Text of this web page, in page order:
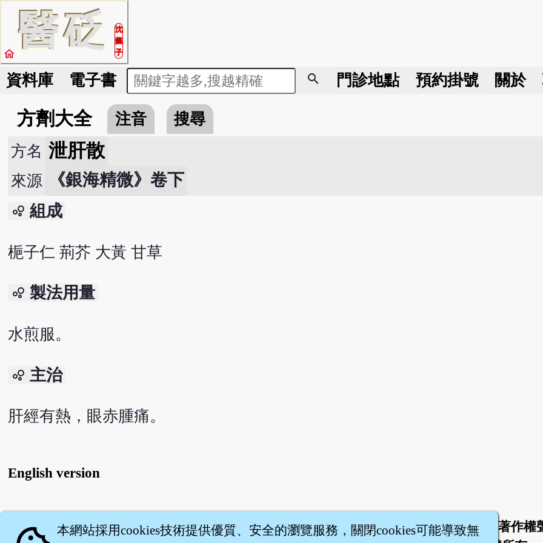
醫砭
沈
藥
子
home
資料庫 電子書 search 門診地點 預約掛號 關於
方劑大全 注音
搜尋
方名 泄肝散
來源 《銀海精微》卷下
bubble_chart 組成
梔子仁 荊芥 大黃 甘草
bubble_chart 製法用量
水煎服。
bubble_chart 主治
肝經有熱，眼赤腫痛。
English version
關於 | 聯絡我們 服務條款 隱私權條款
著作權
本網站採用cookies技術提供優質、安全的瀏覽服務，關閉cookies可能導致無